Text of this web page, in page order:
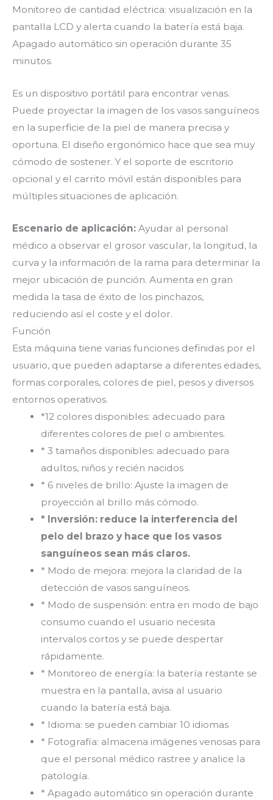
Monitoreo de cantidad eléctrica: visualización en la
pantalla LCD y alerta cuando la batería está baja.
Apagado automático sin operación durante 35
minutos.
Es un dispositivo portátil para encontrar venas.
Puede proyectar la imagen de los vasos sanguíneos
en la superficie de la piel de manera precisa y
oportuna. El diseño ergonómico hace que sea muy
cómodo de sostener. Y el soporte de escritorio
opcional y el carrito móvil están disponibles para
múltiples situaciones de aplicación.
Escenario de aplicación: Ayudar al personal
médico a observar el grosor vascular, la longitud, la
curva y la información de la rama para determinar la
mejor ubicación de punción. Aumenta en gran
medida la tasa de éxito de los pinchazos,
reduciendo así el coste y el dolor.
Función
Esta máquina tiene varias funciones definidas por el
usuario, que pueden adaptarse a diferentes edades,
formas corporales, colores de piel, pesos y diversos
entornos operativos.
*12 colores disponibles: adecuado para
diferentes colores de piel o ambientes.
* 3 tamaños disponibles: adecuado para
adultos, niños y recién nacidos
* 6 niveles de brillo: Ajuste la imagen de
proyección al brillo más cómodo.
* Inversión: reduce la interferencia del
pelo del brazo y hace que los vasos
sanguíneos sean más claros.
* Modo de mejora: mejora la claridad de la
detección de vasos sanguíneos.
* Modo de suspensión: entra en modo de bajo
consumo cuando el usuario necesita
intervalos cortos y se puede despertar
rápidamente.
* Monitoreo de energía: la batería restante se
muestra en la pantalla, avisa al usuario
cuando la batería está baja.
* Idioma: se pueden cambiar 10 idiomas
* Fotografía: almacena imágenes venosas para
que el personal médico rastree y analice la
patología.
* Apagado automático sin operación durante